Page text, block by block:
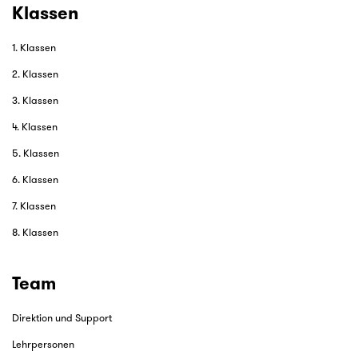
Klassen
1. Klassen
2. Klassen
3. Klassen
4. Klassen
5. Klassen
6. Klassen
7. Klassen
8. Klassen
Team
Direktion und Support
Lehrpersonen